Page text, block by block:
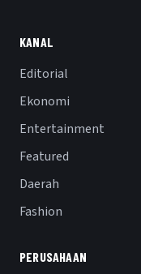
KANAL
Editorial
Ekonomi
Entertainment
Featured
Daerah
Fashion
PERUSAHAAN